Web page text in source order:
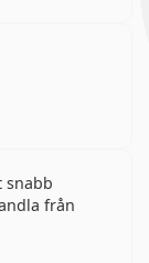
snabb
från